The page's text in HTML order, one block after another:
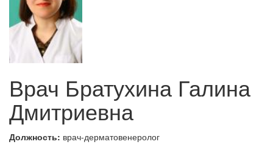
Врач Братухина Галина
Дмитриевна
Должность: врач-дерматовенеролог